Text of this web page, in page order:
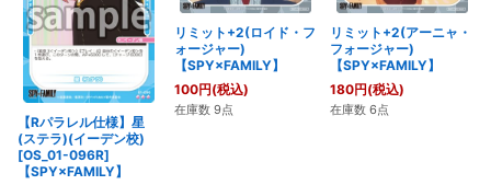
【Rパラレル仕様】星
(ステラ)(イーデン校)
[OS_01-096R]
【SPY×FAMILY】
リミット+2(ロイド・フ
ォージャー)
【SPY×FAMILY】
100円(税込)
在庫数 9点
リミット+2(アーニャ・
フォージャー)
【SPY×FAMILY】
180円(税込)
在庫数 6点